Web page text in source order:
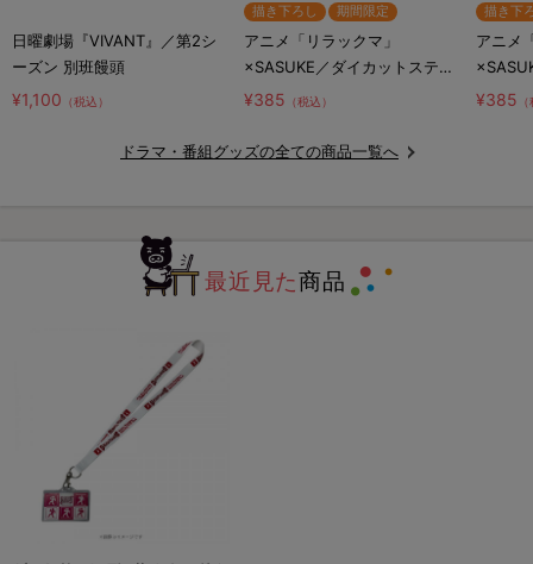
日曜劇場『VIVANT』／第2シ
ーズン 別班饅頭
¥1,100 （税込）
描き下ろし 期間限定
アニメ「リラックマ」
×SASUKE／ダイカットステッ
カー／コラボロゴ
¥385 （税込）
描き下
アニメ
カー／
¥385
ドラマ・番組グッズの全ての商品一覧へ
最近見た商品